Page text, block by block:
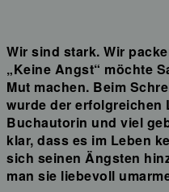
Wir sind stark. Wir
„Keine Angst“ möchte
Mut machen. Beim
wurde der erfolgreichen
Buchautorin und viel
klar, dass es im Leben
sich seinen Ängsten
man sie liebevoll